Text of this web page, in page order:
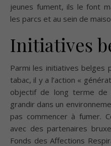
jeunes fument, ils le font
les parcs et au sein de
Initiatives
Parmi les initiatives belges
tabac, il y a l’action «
objectif de long terme
grandir dans un
pas commencer à fumer.
avec des partenaires
Fonds des Affections